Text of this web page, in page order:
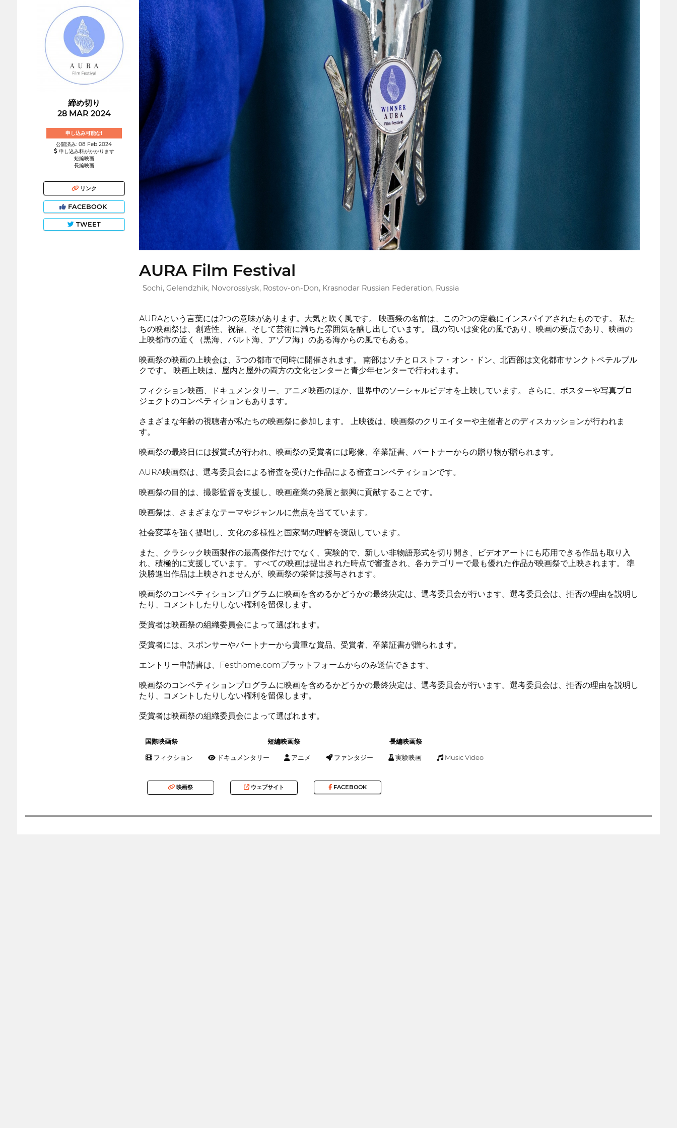
締め切り
28 MAR 2024
申し込み可能な!
公開済み: 08 Feb 2024
申し込み料がかかります
短編映画
長編映画
リンク
FACEBOOK
TWEET
AURA Film Festival
Sochi, Gelendzhik, Novorossiysk, Rostov-on-Don, Krasnodar Russian Federation, Russia
AURAという言葉には2つの意味があります。大気と吹く風です。 映画祭の名前は、この2つの定義にインスパイアされたものです。 私た
ちの映画祭は、創造性、祝福、そして芸術に満ちた雰囲気を醸し出しています。 風の匂いは変化の風であり、映画の要点であり、映画の
上映都市の近く（黒海、バルト海、アゾフ海）のある海からの風でもある。
映画祭の映画の上映会は、3つの都市で同時に開催されます。 南部はソチとロストフ・オン・ドン、北西部は文化都市サンクトペテルブル
クです。 映画上映は、屋内と屋外の両方の文化センターと青少年センターで行われます。
フィクション映画、ドキュメンタリー、アニメ映画のほか、世界中のソーシャルビデオを上映しています。 さらに、ポスターや写真プロ
ジェクトのコンペティションもあります。
さまざまな年齢の視聴者が私たちの映画祭に参加します。 上映後は、映画祭のクリエイターや主催者とのディスカッションが行われま
す。
映画祭の最終日には授賞式が行われ、映画祭の受賞者には彫像、卒業証書、パートナーからの贈り物が贈られます。
AURA映画祭は、選考委員会による審査を受けた作品による審査コンペティションです。
映画祭の目的は、撮影監督を支援し、映画産業の発展と振興に貢献することです。
映画祭は、さまざまなテーマやジャンルに焦点を当てています。
社会変革を強く提唱し、文化の多様性と国家間の理解を奨励しています。
また、クラシック映画製作の最高傑作だけでなく、実験的で、新しい非物語形式を切り開き、ビデオアートにも応用できる作品も取り入
れ、積極的に支援しています。 すべての映画は提出された時点で審査され、各カテゴリーで最も優れた作品が映画祭で上映されます。 準
決勝進出作品は上映されませんが、映画祭の栄誉は授与されます。
映画祭のコンペティションプログラムに映画を含めるかどうかの最終決定は、選考委員会が行います。選考委員会は、拒否の理由を説明し
たり、コメントしたりしない権利を留保します。
受賞者は映画祭の組織委員会によって選ばれます。
受賞者には、スポンサーやパートナーから貴重な賞品、受賞者、卒業証書が贈られます。
エントリー申請書は、Festhome.comプラットフォームからのみ送信できます。
映画祭のコンペティションプログラムに映画を含めるかどうかの最終決定は、選考委員会が行います。選考委員会は、拒否の理由を説明し
たり、コメントしたりしない権利を留保します。
受賞者は映画祭の組織委員会によって選ばれます。
国際映画祭 短編映画祭 長編映画祭
フィクション ドキュメンタリー アニメ ファンタジー 実験映画 Music Video
映画祭 ウェブサイト FACEBOOK